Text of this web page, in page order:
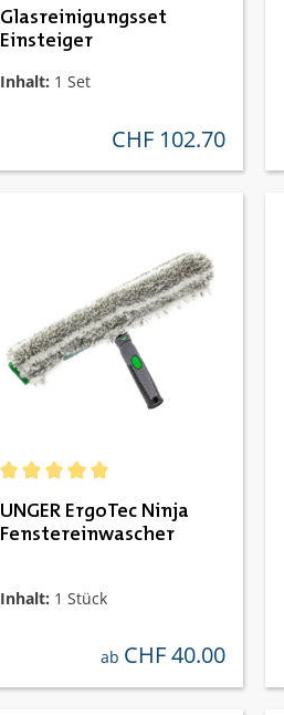
Glasreinigungsset
Einsteiger
Inhalt: 1 Set
regulärer preis:
CHF 102.70
UNGER ErgoTec Ninja
Fenstereinwascher
Inhalt: 1 Stück
regulärer preis:
ab CHF 40.00